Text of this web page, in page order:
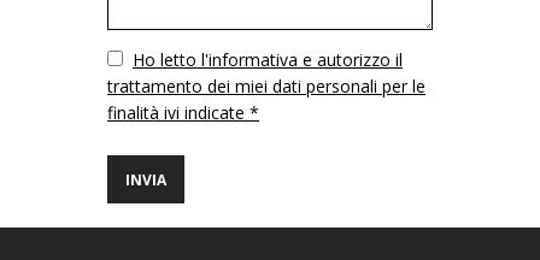
VuotoHo letto l'informativa e autorizzo il
trattamento dei miei dati personali per le
finalità ivi indicate *